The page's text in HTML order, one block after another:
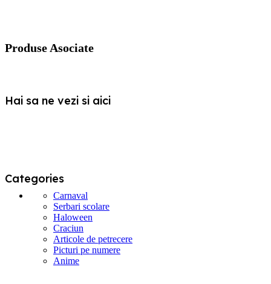
Produse Asociate
Hai sa ne vezi si aici
Categories
Carnaval
Serbari scolare
Haloween
Craciun
Articole de petrecere
Picturi pe numere
Anime